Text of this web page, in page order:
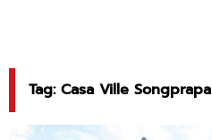
Tag: Casa Ville Songprapa